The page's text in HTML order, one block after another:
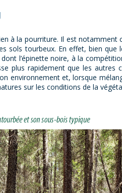
à la pourriture. Il est
sols tourbeux. En effet, bien
l’épinette noire, à la
plus rapidement que les autres
environnement et, lorsque
sur les conditions de la